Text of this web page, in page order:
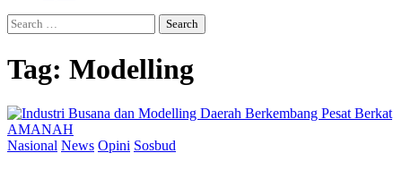
Search
for:
Tag: Modelling
Nasional News Opini Sosbud